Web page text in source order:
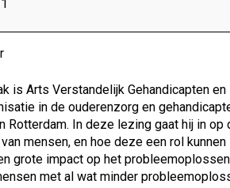
is Arts Verstandelijk Gehandicapten
in de ouderenzorg en
Rotterdam. In deze lezing gaat hij in
mensen, en hoe deze een rol
grote impact op het
met al wat minder